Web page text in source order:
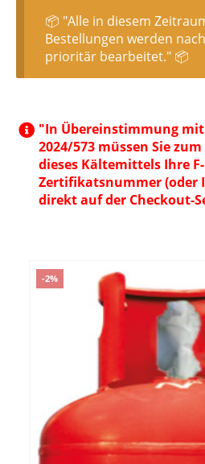
📦 "Alle in diesem
Bestellungen werden
prioritär bearbeitet." 📦
"In Übereinstimmung mit
2024/573 müssen Sie
dieses Kältemittels Ihre
Zertifikatsnummer (oder
direkt auf der Checkout-
-2%